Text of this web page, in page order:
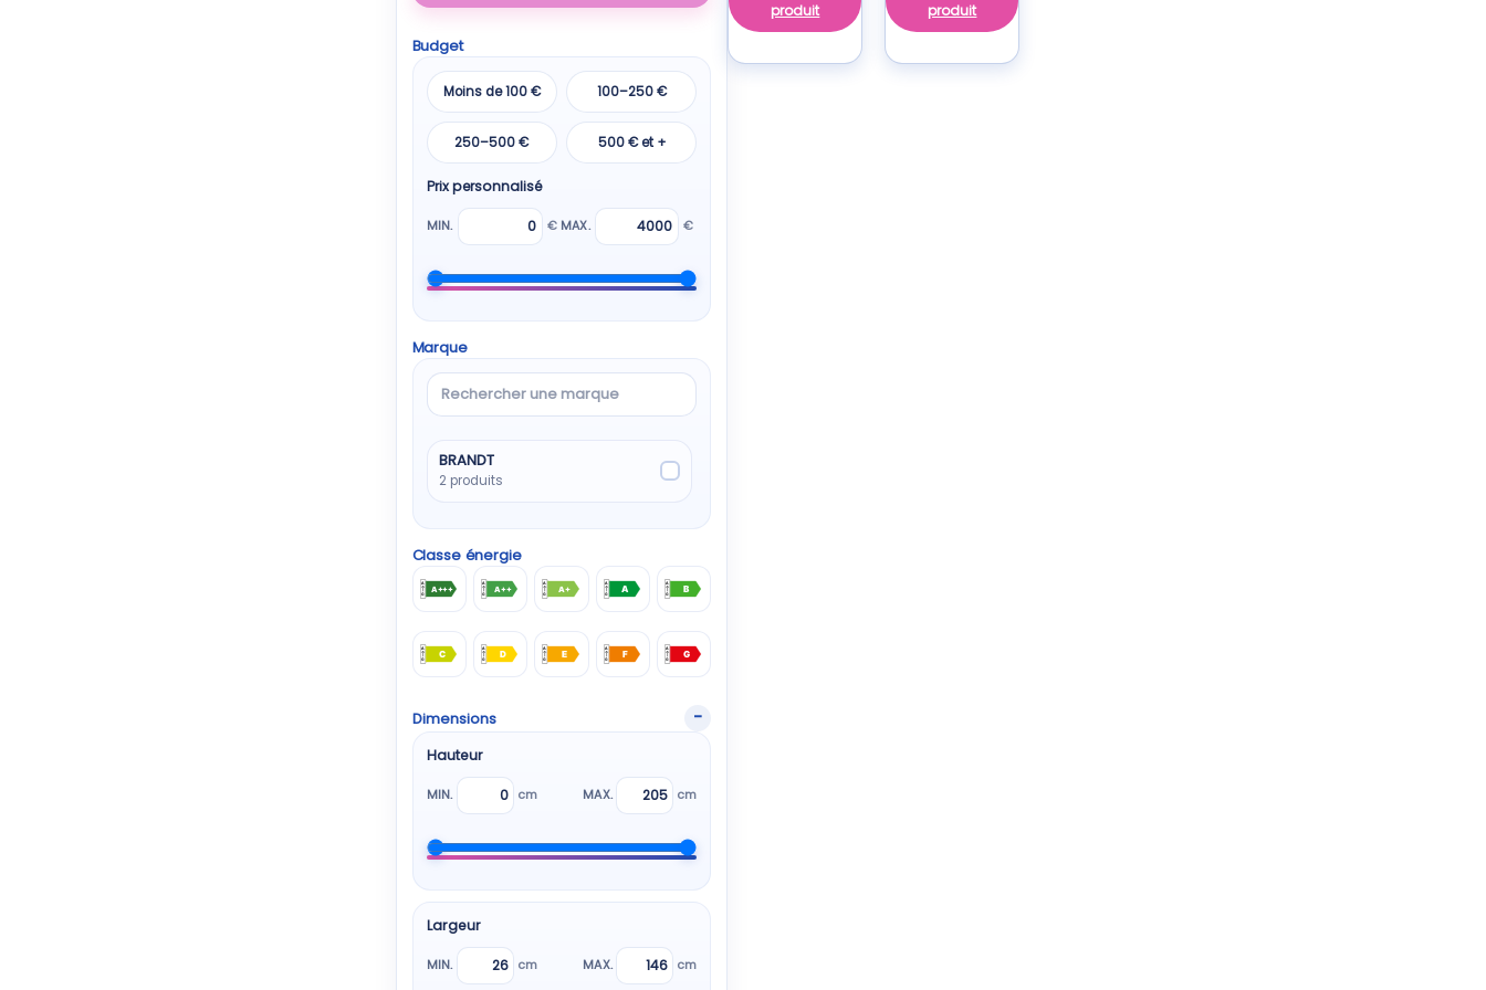
Budget
Moins de 100 € 100–250 €
250–500 € 500 € et +
Prix personnalisé
MIN. € MAX. €
Marque
Rechercher
une
BRANDT
2 produits
Classe énergie
A+++ A++ A+ A B
C D E F G
Dimensions
Hauteur
MIN. cm MAX. cm
Largeur
MIN. cm MAX. cm
produit
produit